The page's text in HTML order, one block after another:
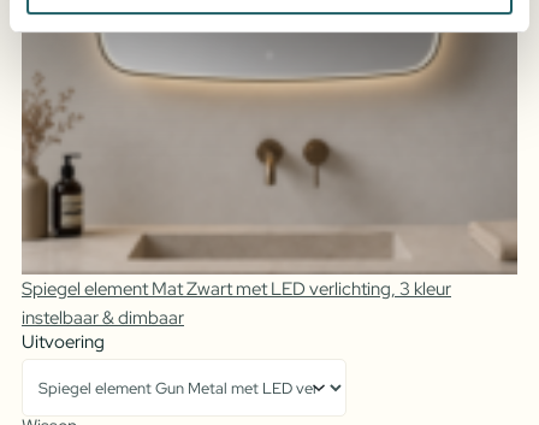
Spiegel element Mat Zwart met LED verlichting, 3 kleur
instelbaar & dimbaar
Uitvoering